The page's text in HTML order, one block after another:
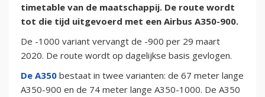
timetable van de maatschappij. De route wordt
tot die tijd uitgevoerd met een Airbus A350-900.
De -1000 variant vervangt de -900 per 29 maart
2020. De route wordt op dagelijkse basis gevlogen.
De A350 bestaat in twee varianten: de 67 meter lange
A350-900 en de 74 meter lange A350-1000. De A350